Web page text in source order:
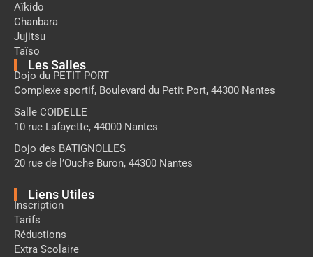
Aïkido
Chanbara
Jujitsu
Taïso
Les Salles
Dojo du PETIT PORT
Complexe sportif, Boulevard du Petit Port, 44300 Nantes
Salle COIDELLE
10 rue Lafayette, 44000 Nantes
Dojo des BATIGNOLLES
20 rue de l’Ouche Buron, 44300 Nantes
Liens Utiles
Inscription
Tarifs
Réductions
Extra Scolaire